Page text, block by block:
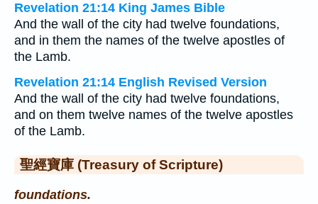
Revelation 21:14 King James Bible
And the wall of the city had twelve foundations,
and in them the names of the twelve apostles of
the Lamb.
Revelation 21:14 English Revised Version
And the wall of the city had twelve foundations,
and on them twelve names of the twelve apostles
of the Lamb.
聖經寶庫 (Treasury of Scripture)
foundations.